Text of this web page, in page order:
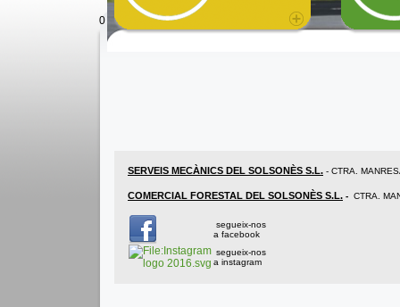
0
SERVEIS MECÀNICS DEL SOLSONÈS S.L. - CTRA.
COMERCIAL FORESTAL DEL SOLSONÈS S.L. - CTRA.
segueix-nos
a facebook
segueix-nos
a instagram